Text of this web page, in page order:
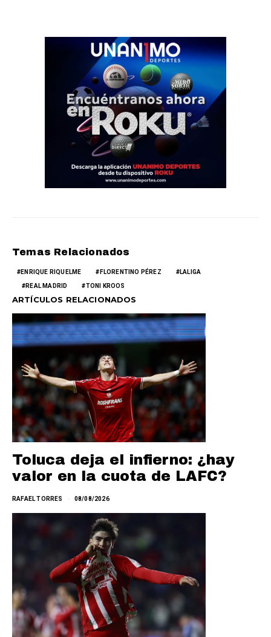
Temas Relacionados
ENRIQUE RIQUELME FLORENTINO PÉREZ LALIGA
REAL MADRID TONI KROOS
ARTÍCULOS RELACIONADOS
Toluca deja el infierno: ¿hay
valor en la cuota de LAFC?
RAFAEL TORRES 08/08/2026